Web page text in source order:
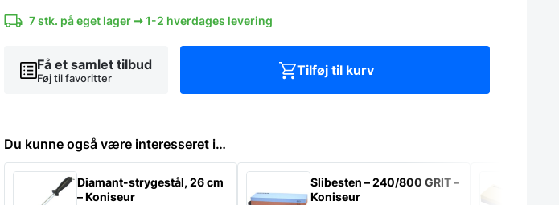
stål
-
Thomas
Keller
Signature
7 stk. på eget lager ➞ 1-2 hverdages levering
Få et samlet tilbud
Føj til favoritter Tilføj til kurv
Du kunne også være interesseret i…
Diamant-strygestål, 26 cm
– Koniseur
Slibesten – 240/800 GRIT –
Koniseur